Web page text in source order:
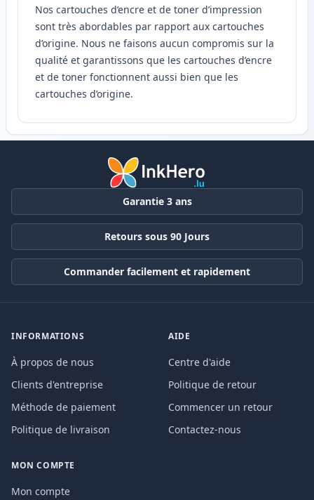
Nos cartouches d’encre et de toner d’impression
sont très abordables par rapport aux cartouches
d’origine. Nous ne faisons aucun compromis sur la
qualité et garantissons que les cartouches d’encre
et de toner fonctionnent aussi bien que les
cartouches d’origine.
Garantie 3 ans
Retours sous 90 Jours
Commander facilement et rapidement
INFORMATIONS
À propos de nous
Clients d'entreprise
Méthode de paiement
Politique de livraison
AIDE
Centre d'aide
Politique de retour
Commencer un retour
Contactez-nous
MON COMPTE
Mon compte